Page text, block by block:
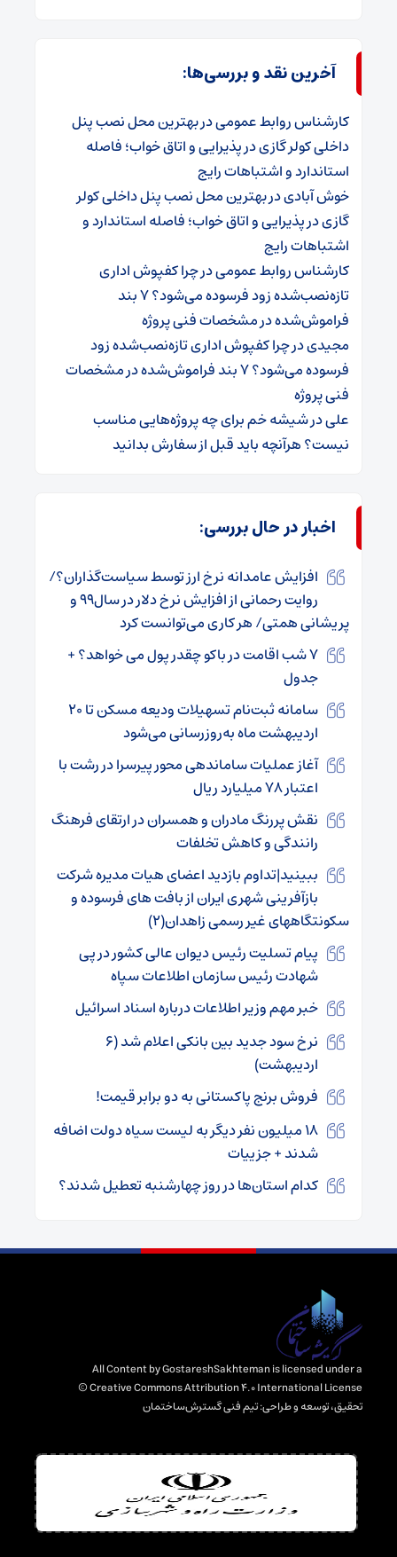
آخرین نقد و بررسی‌ها:
کارشناس روابط عمومیدربهترین محل نصب پنل
داخلی کولر گازی در پذیرایی و اتاق خواب؛ فاصله
استاندارد و اشتباهات رایج
خوش آبادیدربهترین محل نصب پنل داخلی کولر
گازی در پذیرایی و اتاق خواب؛ فاصله استاندارد و
اشتباهات رایج
کارشناس روابط عمومیدرچرا کفپوش اداری
تازه‌نصب‌شده زود فرسوده می‌شود؟ ۷ بند
فراموش‌شده در مشخصات فنی پروژه
مجیدیدرچرا کفپوش اداری تازه‌نصب‌شده زود
فرسوده می‌شود؟ ۷ بند فراموش‌شده در مشخصات
فنی پروژه
علیدرشیشه خم برای چه پروژه‌هایی مناسب
نیست؟ هرآنچه باید قبل از سفارش بدانید
اخبار در حال بررسی:
افزایش عامدانه نرخ ارز توسط سیاست‌گذاران؟/
روایت رحمانی از افزایش نرخ دلار در سال۹۹ و
پریشانی همتی/ هر کاری می‌توانست کرد
۷ شب اقامت در باکو چقدر پول می خواهد؟ +
جدول
سامانه ثبت‌نام تسهیلات ودیعه مسکن تا ۲۰
اردیبهشت ماه به‌روزرسانی می‌شود
آغاز عملیات ساماندهی محور پیرسرا در رشت با
اعتبار ۷۸ میلیارد ریال
نقش پررنگ مادران و همسران در ارتقای فرهنگ
رانندگی و کاهش تخلفات
ببینید|تداوم بازدید اعضای هیات مدیره شرکت
بازآفرینی شهری ایران از بافت های فرسوده و
سکونتگاههای غیر رسمی زاهدان(۲)
پیام تسلیت رئیس دیوان عالی کشور در پی
شهادت رئیس سازمان اطلاعات سپاه
خبر مهم وزیر اطلاعات درباره اسناد اسرائیل
نرخ سود جدید بین بانکی اعلام شد (۶
اردیبهشت)
فروش برنج پاکستانی به دو برابر قیمت!
۱۸ میلیون نفر دیگر به لیست سیاه دولت اضافه
شدند + جزییات
کدام استان‌ها در روز چهارشنبه تعطیل شدند؟
All Content by GostareshSakhteman is licensed under a
Creative Commons Attribution 4.0 International License ©️
تحقیق، توسعه و طراحی:تیم فنی گسترش‌ساختمان